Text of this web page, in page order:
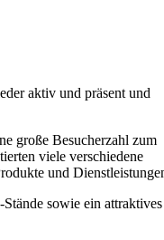
aktiv und präsent und
große Besucherzahl zum
viele verschiedene
und
sowie ein attraktives